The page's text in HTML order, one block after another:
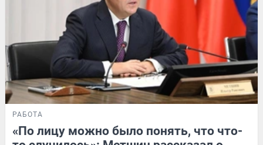
РАБОТА
«По лицу можно было понять, что что-